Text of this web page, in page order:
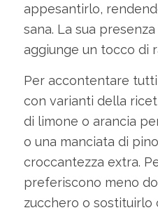
appesantirlo,
sana. La sua
aggiunge un tocco di
Per accontentare
con varianti della
di limone o arancia
o una manciata di
croccantezza extra.
preferiscono meno
zucchero o sostituirlo